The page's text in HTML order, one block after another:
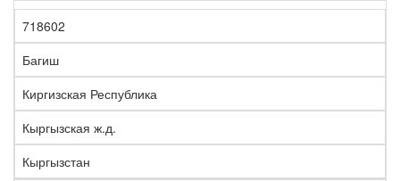
К
о
д
в
а
н
и
е
т
а
а
о
о
а
е
и
н
718602
Багиш
Киргизская Республика
Кыргызская ж.д.
Кыргызстан